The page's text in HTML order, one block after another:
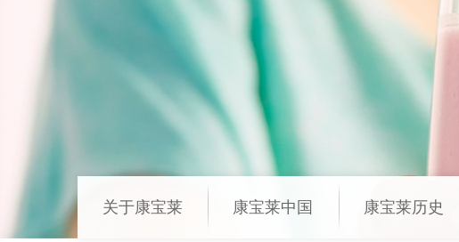
关于康宝莱 康宝莱中国 康宝莱历史